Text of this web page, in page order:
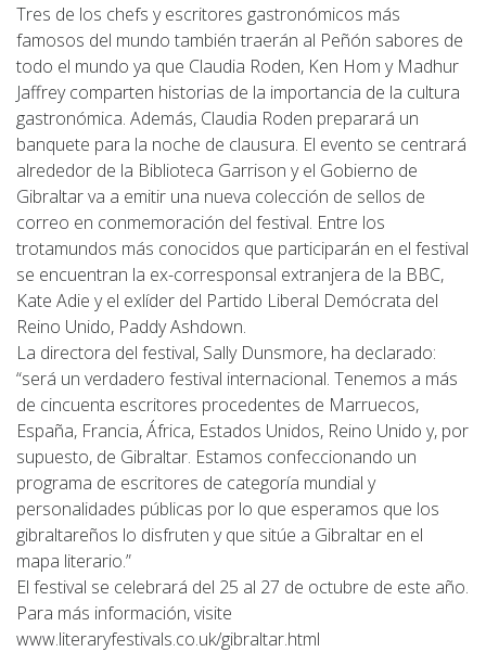
Tres de los chefs y escritores gastronómicos más
famosos del mundo también traerán al Peñón sabores de
todo el mundo ya que Claudia Roden, Ken Hom y Madhur
Jaffrey comparten historias de la importancia de la cultura
gastronómica. Además, Claudia Roden preparará un
banquete para la noche de clausura. El evento se centrará
alrededor de la Biblioteca Garrison y el Gobierno de
Gibraltar va a emitir una nueva colección de sellos de
correo en conmemoración del festival. Entre los
trotamundos más conocidos que participarán en el festival
se encuentran la ex-corresponsal extranjera de la BBC,
Kate Adie y el exlíder del Partido Liberal Demócrata del
Reino Unido, Paddy Ashdown.
La directora del festival, Sally Dunsmore, ha declarado:
“será un verdadero festival internacional. Tenemos a más
de cincuenta escritores procedentes de Marruecos,
España, Francia, África, Estados Unidos, Reino Unido y, por
supuesto, de Gibraltar. Estamos confeccionando un
programa de escritores de categoría mundial y
personalidades públicas por lo que esperamos que los
gibraltareños lo disfruten y que sitúe a Gibraltar en el
mapa literario.”
El festival se celebrará del 25 al 27 de octubre de este año.
Para más información, visite
www.literaryfestivals.co.uk/gibraltar.html